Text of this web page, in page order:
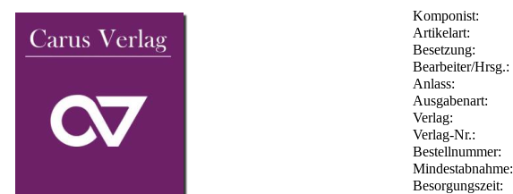
Komponist:
Artikelart:
Besetzung:
Bearbeiter/Hrsg.:
Anlass:
Ausgabenart:
Verlag:
Verlag-Nr.:
Bestellnummer:
Mindestabnahme:
Besorgungszeit: